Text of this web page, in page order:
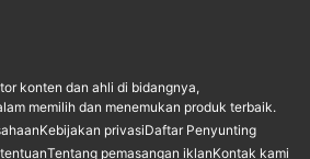
konten dan ahli di bidangnya,
memilih dan menemukan produk terbaik.
Kebijakan privasiDaftar Penyunting
Tentang pemasangan iklanKontak kami